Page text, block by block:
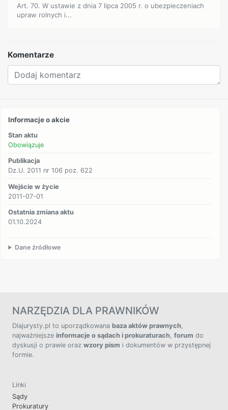
Art. 70. W ustawie z dnia 7 lipca 2005 r. o ubezpieczeniach
upraw rolnych i...
Komentarze
Informacje o akcie
Stan aktu
Obowiązuje
Publikacja
Dz.U. 2011 nr 106 poz. 622
Wejście w życie
2011-07-01
Ostatnia zmiana aktu
01.10.2024
Dane źródłowe
NARZĘDZIA DLA PRAWNIKÓW
Dlajurysty.pl to uporządkowana baza aktów prawnych,
najważniejsze informacje o sądach i prokuraturach, forum do
dyskusji o prawie oraz wzory pism i dokumentów w przystępnej
formie.
Linki
Sądy
Prokuratury